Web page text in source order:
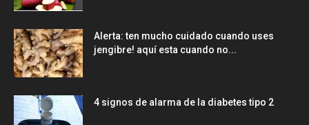
Alerta: ten mucho cuidado cuando uses
jengibre! aquí esta cuando no...
4 signos de alarma de la diabetes tipo 2